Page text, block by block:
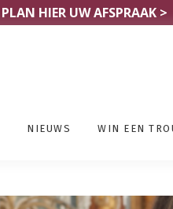
PLAN HIER UW AFSPRAAK >
NIEUWS WIN EEN